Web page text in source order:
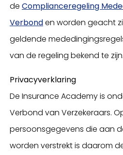
de Complianceregeling
Verbonden worden geacht
geldende
van de regeling bekend te zijn.
Privacyverklaring
De Insurance Academy is
Verbond van Verzekeraars.
persoonsgegevens die aan
worden verstrekt is daarom